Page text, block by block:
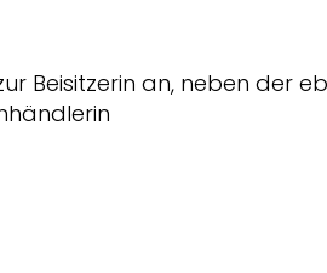
Beisitzerin an, neben der